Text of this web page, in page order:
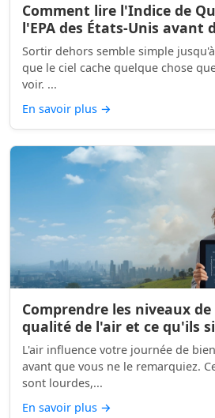
Comment lire l'Indice de
l'EPA des États-Unis avant
Sortir dehors semble simple
que le ciel cache quelque chose
voir. ...
En savoir plus →
Comprendre les niveaux
qualité de l'air et ce qu'ils
L'air influence votre journée de
avant que vous ne le remarquiez.
sont lourdes,...
En savoir plus →